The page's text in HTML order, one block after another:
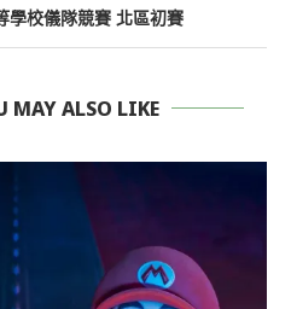
學校儀隊競賽 北區初賽
MAY ALSO LIKE